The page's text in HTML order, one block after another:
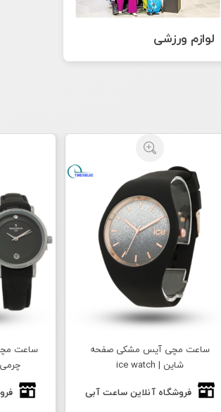
لوازم ورزشی
ساعت مچی آیس مشکی صفحه
شاین | ice watch
فروشگاه آنلاین ساعت آبی